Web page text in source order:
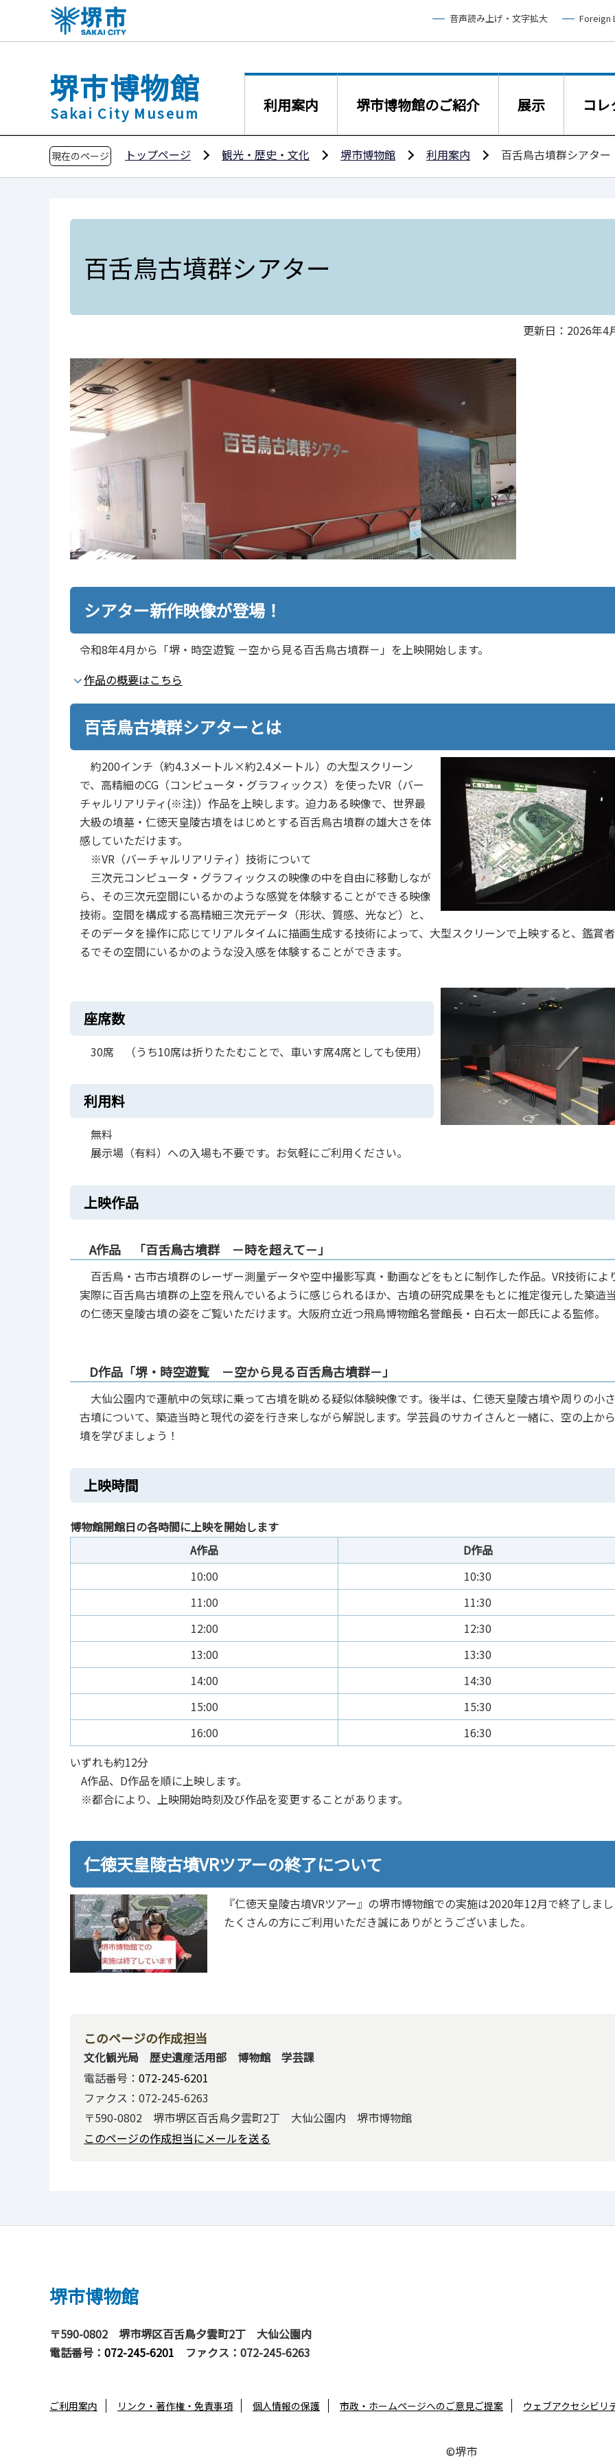
ペ
頭
す
音声読み上げ・文字拡大 Foreign
堺市博物館
Sakai City Museum 利用案内 堺市博物館のご紹介 展示 コ
現在のページ トップページ 観光・歴史・文化 堺市博物館 利用案内 百舌鳥古墳群シアター
百舌鳥古墳群シアター
更新日：2026年4
シアター新作映像が登場！
令和8年4月から「堺・時空遊覧 －空から見る百舌鳥古墳群－」を上映開始します。
作品の概要はこちら
百舌鳥古墳群シアターとは
約200インチ（約4.3メートル×約2.4メートル）の大型スクリーン
で、高精細のCG（コンピュータ・グラフィックス）を使ったVR（バー
チャルリアリティ(※注)）作品を上映します。迫力ある映像で、世界最
大級の墳墓・仁徳天皇陵古墳をはじめとする百舌鳥古墳群の雄大さを体
感していただけます。
※VR（バーチャルリアリティ）技術について
三次元コンピュータ・グラフィックスの映像の中を自由に移動しなが
ら、その三次元空間にいるかのような感覚を体験することができる映像
技術。空間を構成する高精細三次元データ（形状、質感、光など）と、
そのデータを操作に応じてリアルタイムに描画生成する技術によって、大型スクリーンで上映すると、鑑賞
るでその空間にいるかのような没入感を体験することができます。
座席数
30席 （うち10席は折りたたむことで、車いす席4席としても使用）
利用料
無料
展示場（有料）への入場も不要です。お気軽にご利用ください。
上映作品
A作品 「百舌鳥古墳群 －時を超えて－」
百舌鳥・古市古墳群のレーザー測量データや空中撮影写真・動画などをもとに制作した作品。VR技術によ
実際に百舌鳥古墳群の上空を飛んでいるように感じられるほか、古墳の研究成果をもとに推定復元した築造
の仁徳天皇陵古墳の姿をご覧いただけます。大阪府立近つ飛鳥博物館名誉館長・白石太一郎氏による監修。
D作品「堺・時空遊覧 －空から見る百舌鳥古墳群－」
大仙公園内で運航中の気球に乗って古墳を眺める疑似体験映像です。後半は、仁徳天皇陵古墳や周りの小
古墳について、築造当時と現代の姿を行き来しながら解説します。学芸員のサカイさんと一緒に、空の上か
墳を学びましょう！
上映時間
博物館開館日の各時間に上映を開始します
A作品
D作品
10:00
10:30
11:00
11:30
12:00
12:30
13:00
13:30
14:00
14:30
15:00
15:30
16:00
16:30
いずれも約12分
A作品、D作品を順に上映します。
※都合により、上映開始時刻及び作品を変更することがあります。
仁徳天皇陵古墳VRツアーの終了について
『仁徳天皇陵古墳VRツアー』の堺市博物館での実施は2020年12月で終了しま
たくさんの方にご利用いただき誠にありがとうございました。
このページの作成担当
文化観光局 歴史遺産活用部 博物館 学芸課
電話番号： 072-245-6201
ファクス：072-245-6263
〒590-0802 堺市堺区百舌鳥夕雲町2丁 大仙公園内 堺市博物館
このページの作成担当にメールを送る
堺市博物館
〒590-0802
堺市堺区百舌鳥夕雲町2丁 大仙公園内
電話番号： 072-245-6201 ファクス：072-245-6263
ご利用案内 リンク・著作権・免責事項 個人情報の保護 市政・ホームページへのご意見ご提案 ウェブアクセシビリ
©堺市